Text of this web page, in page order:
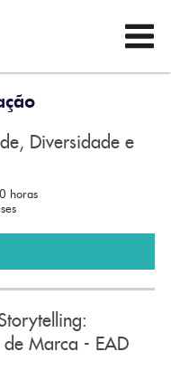
Diversidade e
horas
de Marca - EAD